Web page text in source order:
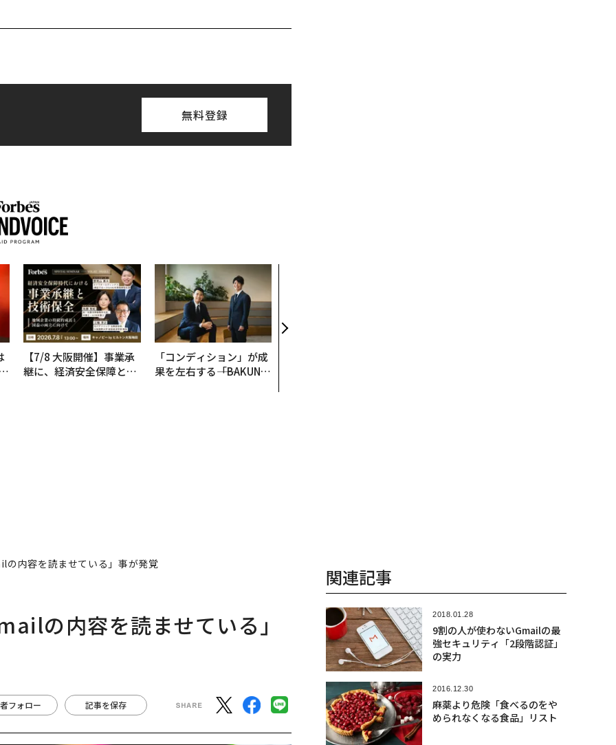
無料登録
【7/8 大阪開催】事業承
継に、経済安全保障とい
「コンディション」が成
果を左右する――「BAKUN
内容を読ませている」事が発覚
の内容を読ませている」
フォロー 記事を保存
関連記事
2018.01.28
9割の人が使わないGmailの最
強セキュリティ「2段階認証」
の実力
2016.12.30
麻薬より危険「食べるのをや
められなくなる食品」リスト